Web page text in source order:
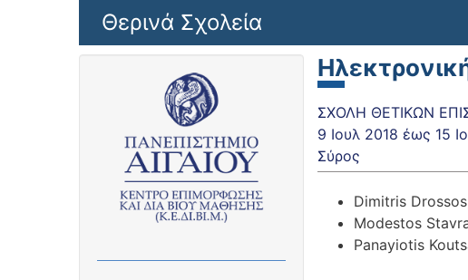
Παράκαμψη προς το κυρίως περιεχόμενο
Θερινά Σχολεία
ΣΧΟΛΗ ΘΕΤΙΚΩΝ
9 Ιουλ 2018 έως 15
Σύρος
Dimitris
Modestos
Panayiotis